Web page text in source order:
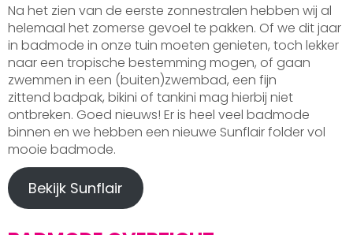
Na het zien van de eerste zonnestralen hebben wij al
helemaal het zomerse gevoel te pakken. Of we dit jaar
in badmode in onze tuin moeten genieten, toch lekker
naar een tropische bestemming mogen, of gaan
zwemmen in een (buiten)zwembad, een fijn
zittend badpak, bikini of tankini mag hierbij niet
ontbreken. Goed nieuws! Er is heel veel badmode
binnen en we hebben een nieuwe Sunflair folder vol
mooie badmode.
Bekijk Sunflair